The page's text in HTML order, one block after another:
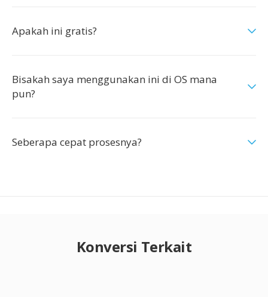
Apakah ini gratis?
Bisakah saya menggunakan ini di OS mana
pun?
Seberapa cepat prosesnya?
Konversi Terkait